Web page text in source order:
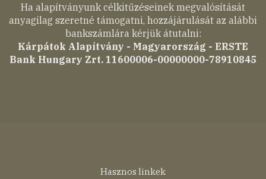
Ha alapítványunk célkitűzéseinek megvalósítását
anyagilag szeretné támogatni, hozzájárulását az alábbi
bankszámlára kérjük átutalni:
Kárpátok Alapítvány - Magyarország - ERSTE
Bank Hungary Zrt. 11600006-00000000-78910845
Hasznos linkek